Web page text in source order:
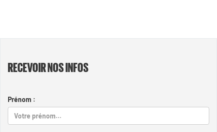
RECEVOIR NOS INFOS
Prénom :